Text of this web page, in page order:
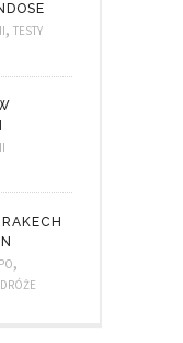
, TESTY
,